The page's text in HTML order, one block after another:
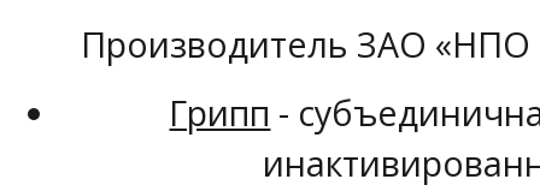
Производитель ЗАО «НПО
Грипп -